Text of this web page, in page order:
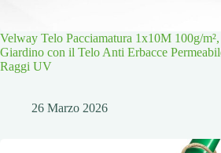
Velway Telo Pacciamatura 1x10M 100g/
Giardino con il Telo Anti Erbacce
Raggi UV
26 Marzo 2026